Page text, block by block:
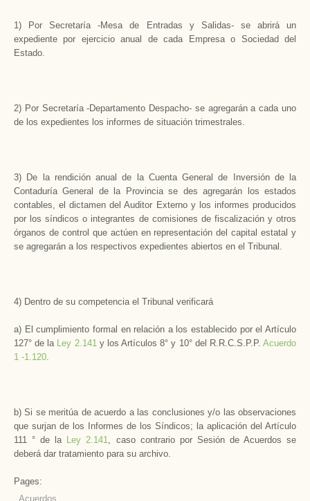
1) Por Secretaría -Mesa de Entradas y Salidas- se abrirá un
expediente por ejercicio anual de cada Empresa o Sociedad del
Estado.
2) Por Secretaría -Departamento Despacho- se agregarán a cada uno
de los expedientes los informes de situación trimestrales.
3) De la rendición anual de la Cuenta General de Inversión de la
Contaduría General de la Provincia se des agregarán los estados
contables, el dictamen del Auditor Externo y los informes producidos
por los síndicos o integrantes de comisiones de fiscalización y otros
órganos de control que actúen en representación del capital estatal y
se agregarán a los respectivos expedientes abiertos en el Tribunal.
4) Dentro de su competencia el Tribunal verificará
a) El cumplimiento formal en relación a los establecido por el Artículo
127° de la Ley 2.141y los Artículos 8° y 10° del R.R.C.S.P.P.Acuerdo
1 -1.120.
b) Si se meritúa de acuerdo a las conclusiones y/o las observaciones
que surjan de los Informes de los Síndicos; la aplicación del Artículo
111 ° de la Ley 2.141, caso contrario por Sesión de Acuerdos se
deberá dar tratamiento para su archivo.
Pages:
, Acuerdos